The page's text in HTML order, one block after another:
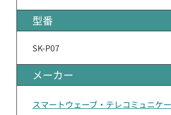
型番
SK-P07
メーカー
スマートウェーブ・テレコミュニケ